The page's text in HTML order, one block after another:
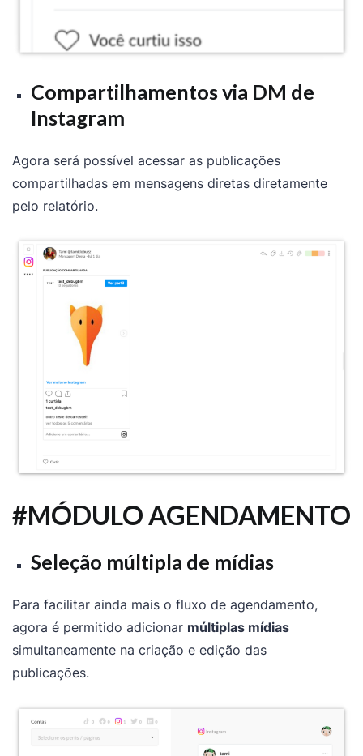
Compartilhamentos via DM de
Instagram
Agora será possível acessar as publicações
compartilhadas em mensagens diretas diretamente
pelo relatório.
#MÓDULO AGENDAMENTO
Seleção múltipla de mídias
Para facilitar ainda mais o fluxo de agendamento,
agora é permitido adicionar múltiplas mídias
simultaneamente na criação e edição das
publicações.